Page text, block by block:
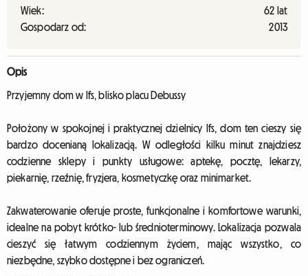
Wiek:
62 lat
Gospodarz od:
2013
Opis
Przyjemny dom w Ifs, blisko placu Debussy
Położony w spokojnej i praktycznej dzielnicy Ifs, dom ten cieszy się
bardzo docenianą lokalizacją. W odległości kilku minut znajdziesz
codzienne sklepy i punkty usługowe: aptekę, pocztę, lekarzy,
piekarnię, rzeźnię, fryzjera, kosmetyczkę oraz minimarket.
Zakwaterowanie oferuje proste, funkcjonalne i komfortowe warunki,
idealne na pobyt krótko- lub średnioterminowy. Lokalizacja pozwala
cieszyć się łatwym codziennym życiem, mając wszystko, co
niezbędne, szybko dostępne i bez ograniczeń.